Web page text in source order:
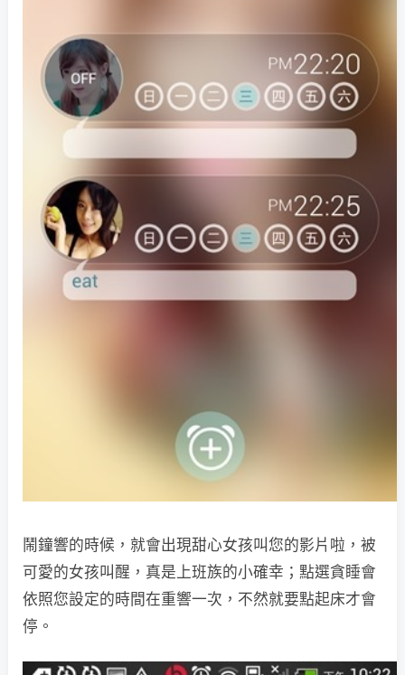
鬧鐘響的時候，就會出現甜心女孩叫您的影片啦，被
可愛的女孩叫醒，真是上班族的小確幸；點選貪睡會
依照您設定的時間在重響一次，不然就要點起床才會
停。